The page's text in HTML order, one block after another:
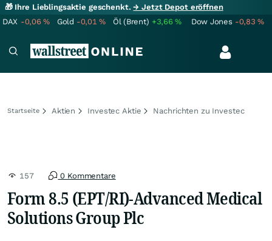
🎁 Ihre Lieblingsaktie geschenkt.→ Jetzt Depot eröffnen
DAX -0,06% Gold -0,01% Öl (Brent) +3,66% Dow Jones -0,83%
Startseite Aktien Investec Aktie Nachrichten zu Investec
157 0 Kommentare
Form 8.5 (EPT/RI)-Advanced Medical
Solutions Group Plc